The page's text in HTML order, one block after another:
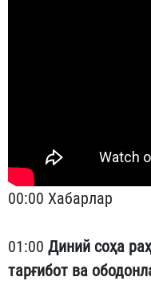
00:00 Хабарлар
01:00 Диний соҳа
тарғибот ва